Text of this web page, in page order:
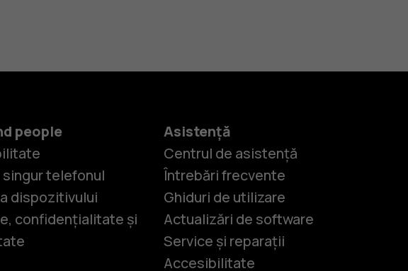
people
telefonul
dispozitivului
confidențialitate și
Asistență
Centrul de asistență
Întrebări frecvente
Ghiduri de utilizare
Actualizări de software
Service și reparații
Accesibilitate